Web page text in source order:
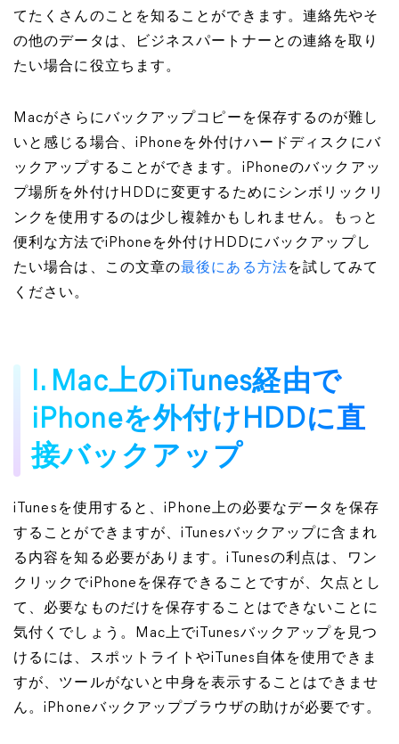
てたくさんのことを知ることができます。連絡先やそ
の他のデータは、ビジネスパートナーとの連絡を取り
たい場合に役立ちます。
Macがさらにバックアップコピーを保存するのが難し
いと感じる場合、iPhoneを外付けハードディスクにバ
ックアップすることができます。iPhoneのバックアッ
プ場所を外付けHDDに変更するためにシンボリックリ
ンクを使用するのは少し複雑かもしれません。もっと
便利な方法でiPhoneを外付けHDDにバックアップし
たい場合は、この文章の最後にある方法を試してみて
ください。
I. Mac上のiTunes経由で
iPhoneを外付けHDDに直
接バックアップ
iTunesを使用すると、iPhone上の必要なデータを保存
することができますが、iTunesバックアップに含まれ
る内容を知る必要があります。iTunesの利点は、ワン
クリックでiPhoneを保存できることですが、欠点とし
て、必要なものだけを保存することはできないことに
気付くでしょう。Mac上でiTunesバックアップを見つ
けるには、スポットライトやiTunes自体を使用できま
すが、ツールがないと中身を表示することはできませ
ん。iPhoneバックアップブラウザの助けが必要です。